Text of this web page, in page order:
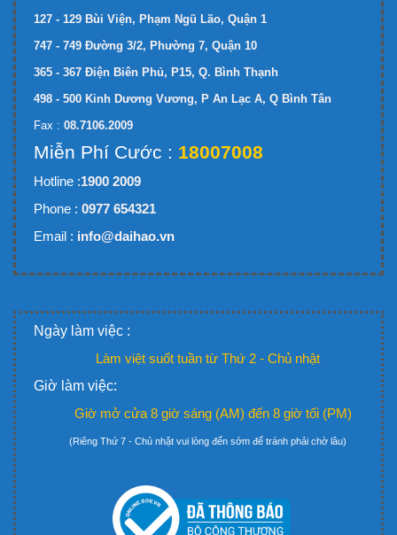
127 - 129 Bùi Viện, Phạm Ngũ Lão, Quận 1
747 - 749 Đường 3/2, Phường 7, Quận 10
365 - 367 Điện Biên Phủ, P15, Q. Bình Thạnh
498 - 500 Kinh Dương Vương, P An Lạc A, Q Bình Tân
Fax : 08.7106.2009
Miễn Phí Cước : 18007008
Hotline :1900 2009
Phone : 0977 654321
Email : info@daihao.vn
Ngày làm việc :
Làm việt suốt tuần từ Thứ 2 - Chủ nhật
Giờ làm việc:
Giờ mở cửa 8 giờ sáng (AM) đến 8 giờ tối (PM)
(Riêng Thứ 7 - Chủ nhật vui lòng đến sớm để tránh phải chờ lâu)